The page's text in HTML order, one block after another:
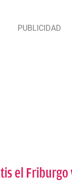
el Friburgo